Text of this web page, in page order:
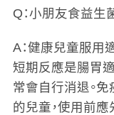
Q：小朋友食益生
A：健康兒童服用
短期反應是腸胃適
常會自行消退。
的兒童，使用前應